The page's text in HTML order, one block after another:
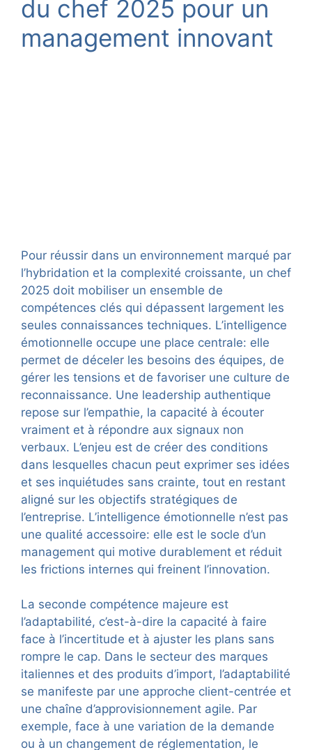
du chef 2025 pour un
management innovant
Pour réussir dans un environnement marqué par
l’hybridation et la complexité croissante, un chef
2025 doit mobiliser un ensemble de
compétences clés qui dépassent largement les
seules connaissances techniques. L’intelligence
émotionnelle occupe une place centrale: elle
permet de déceler les besoins des équipes, de
gérer les tensions et de favoriser une culture de
reconnaissance. Une leadership authentique
repose sur l’empathie, la capacité à écouter
vraiment et à répondre aux signaux non
verbaux. L’enjeu est de créer des conditions
dans lesquelles chacun peut exprimer ses idées
et ses inquiétudes sans crainte, tout en restant
aligné sur les objectifs stratégiques de
l’entreprise. L’intelligence émotionnelle n’est pas
une qualité accessoire: elle est le socle d’un
management qui motive durablement et réduit
les frictions internes qui freinent l’innovation.
La seconde compétence majeure est
l’adaptabilité, c’est-à-dire la capacité à faire
face à l’incertitude et à ajuster les plans sans
rompre le cap. Dans le secteur des marques
italiennes et des produits d’import, l’adaptabilité
se manifeste par une approche client-centrée et
une chaîne d’approvisionnement agile. Par
exemple, face à une variation de la demande
ou à un changement de réglementation, le